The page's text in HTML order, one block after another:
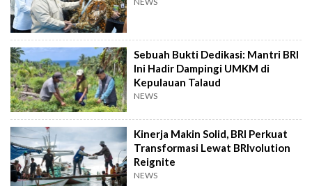
Sebuah Bukti Dedikasi: Mantri BRI
Ini Hadir Dampingi UMKM di
Kepulauan Talaud
NEWS
Kinerja Makin Solid, BRI Perkuat
Transformasi Lewat BRIvolution
Reignite
NEWS